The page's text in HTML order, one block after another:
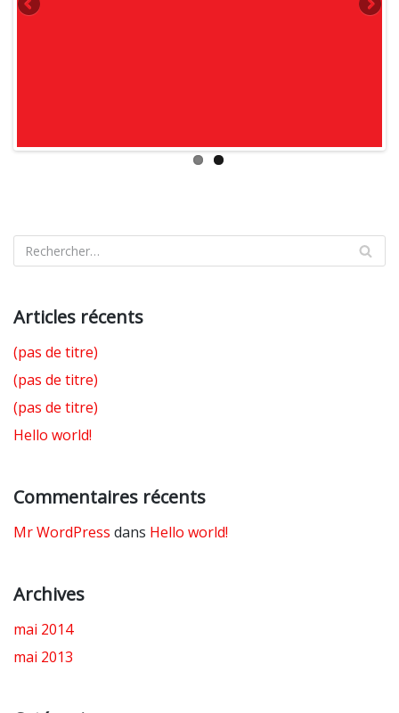
Articles récents
(pas de titre)
(pas de titre)
(pas de titre)
Hello world!
Commentaires récents
Mr WordPress dans Hello world!
Archives
mai 2014
mai 2013